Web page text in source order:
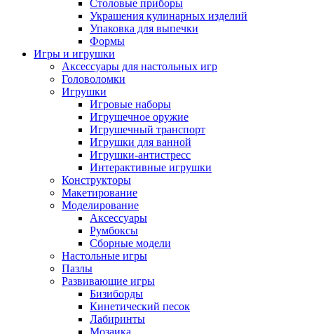
Столовые приборы
Украшения кулинарных изделий
Упаковка для выпечки
Формы
Игры и игрушки
Аксессуары для настольных игр
Головоломки
Игрушки
Игровые наборы
Игрушечное оружие
Игрушечный транспорт
Игрушки для ванной
Игрушки-антистресс
Интерактивные игрушки
Конструкторы
Макетирование
Моделирование
Аксессуары
Румбоксы
Сборные модели
Настольные игры
Пазлы
Развивающие игры
Бизиборды
Кинетический песок
Лабиринты
Мозаика